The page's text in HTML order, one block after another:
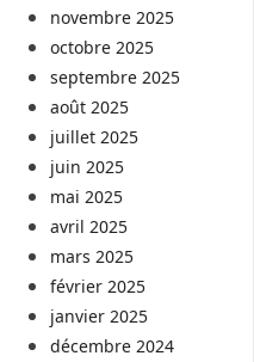
novembre 2025
octobre 2025
septembre 2025
août 2025
juillet 2025
juin 2025
mai 2025
avril 2025
mars 2025
février 2025
janvier 2025
décembre 2024